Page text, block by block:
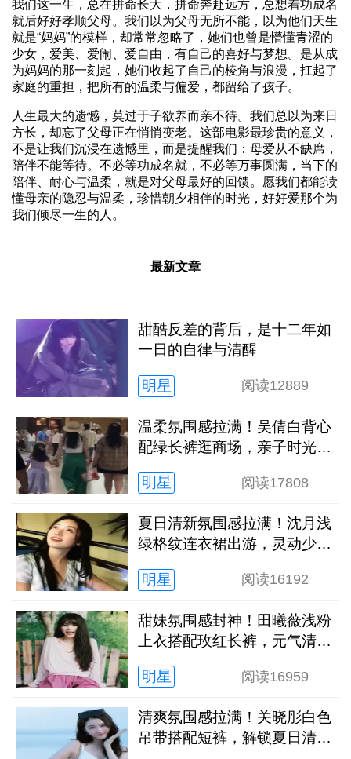
我们这一生，总在拼命长大，拼命奔赴远方，总想着功成名
就后好好孝顺父母。我们以为父母无所不能，以为他们天生
就是“妈妈”的模样，却常常忽略了，她们也曾是懵懂青涩的
少女，爱美、爱闹、爱自由，有自己的喜好与梦想。是从成
为妈妈的那一刻起，她们收起了自己的棱角与浪漫，扛起了
家庭的重担，把所有的温柔与偏爱，都留给了孩子。
人生最大的遗憾，莫过于子欲养而亲不待。我们总以为来日
方长，却忘了父母正在悄悄变老。这部电影最珍贵的意义，
不是让我们沉浸在遗憾里，而是提醒我们：母爱从不缺席，
陪伴不能等待。不必等功成名就，不必等万事圆满，当下的
陪伴、耐心与温柔，就是对父母最好的回馈。愿我们都能读
懂母亲的隐忍与温柔，珍惜朝夕相伴的时光，好好爱那个为
我们倾尽一生的人。
最新文章
甜酷反差的背后，是十二年如
一日的自律与清醒
明星 阅读12889
温柔氛围感拉满！吴倩白背心
配绿长裤逛商场，亲子时光松
明星
阅读17808
夏日清新氛围感拉满！沈月浅
绿格纹连衣裙出游，灵动少女
明星
阅读16192
甜妹氛围感封神！田曦薇浅粉
上衣搭配玫红长裤，元气清甜
明星
阅读16959
清爽氛围感拉满！关晓彤白色
吊带搭配短裤，解锁夏日清冷